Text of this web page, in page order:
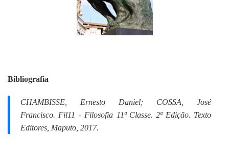
Bibliografia
CHAMBISSE, Ernesto Daniel; COSSA, José
Francisco. Fil11 - Filosofia 11ª Classe.2ª Edição. Texto
Editores, Maputo, 2017.